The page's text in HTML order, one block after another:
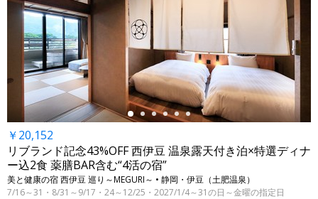
←
￥20,152
リブランド記念43%OFF 西伊豆 温泉露天付き泊×特選ディナ
ー込2食 薬膳BAR含む“4活の宿”
美と健康の宿 西伊豆 巡り～MEGURI～ • 静岡・伊豆（土肥温泉）
7/16～31・8/31～9/17・24～12/25・2027/1/4～31の日～金曜の指定日